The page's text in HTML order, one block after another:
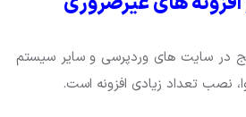
در سایت های وردپرسی و سایر سیستم
نصب تعداد زیادی افزونه است.